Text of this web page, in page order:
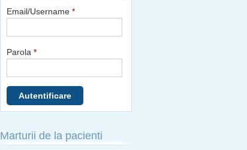
Email/Username *
Parola *
Marturii de la pacienti